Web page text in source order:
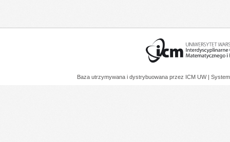
Baza utrzymywana i dystrybuowana przez ICM UW |